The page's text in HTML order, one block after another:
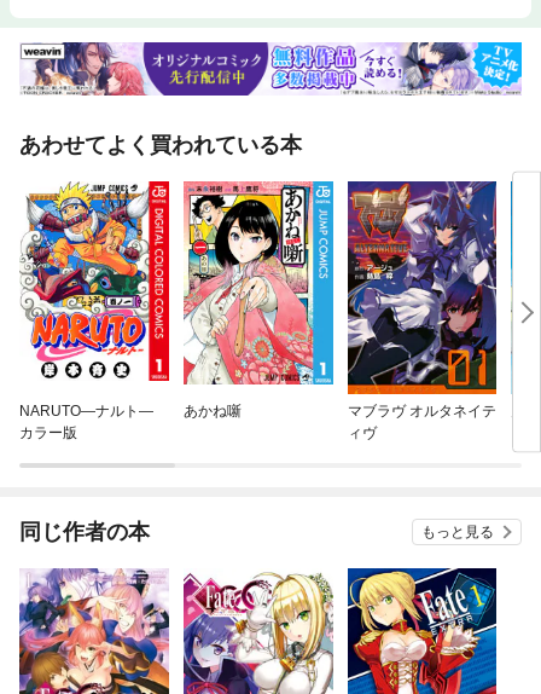
あわせてよく買われている本
NARUTO—ナルト—
カラー版
あかね噺
マブラヴ オルタネイテ
ィヴ
同じ作者の本 もっと見る